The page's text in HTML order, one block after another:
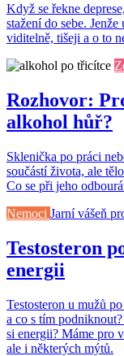
Když se řekne
stažení do sebe.
viditelně, tišeji a o to
Rozhovor:
alkohol hůř?
Sklenička po práci
součástí života, ale
Co se při jeho
Nemoci Jarní vášeň
Testosteron
energii
Testosteron u mužů
a co s tím
si energii? Máme pro
ale i některých mýtů.